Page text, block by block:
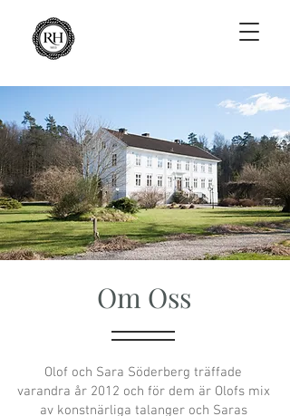
Om Oss
Olof och Sara Söderberg träffade
varandra år 2012 och för dem är Olofs mix
av konstnärliga talanger och Saras